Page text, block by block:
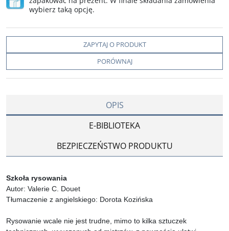
wybierz taką opcję.
ZAPYTAJ O PRODUKT
PORÓWNAJ
OPIS
E-BIBLIOTEKA
BEZPIECZEŃSTWO PRODUKTU
Szkoła rysowania
Autor: Valerie C. Douet
Tłumaczenie z angielskiego: Dorota Kozińska
Rysowanie wcale nie jest trudne, mimo to kilka sztuczek